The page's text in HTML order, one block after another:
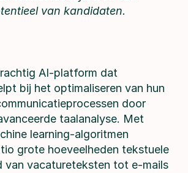
van kandidaten.
AI-platform dat
bij het optimaliseren van hun
door
taalanalyse. Met
learning-algoritmen
grote hoeveelheden tekstuele
van vacatureteksten tot e-mails